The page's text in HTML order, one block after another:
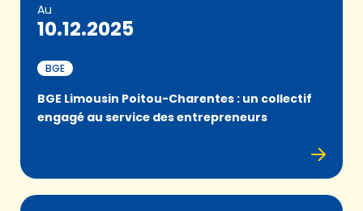
Au
10.12.2025
BGE
BGE Limousin Poitou-Charentes : un collectif
engagé au service des entrepreneurs